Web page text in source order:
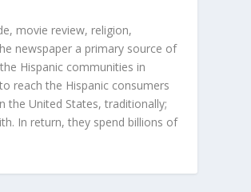
movie review, religion,
newspaper a primary source of
Hispanic communities in
reach the Hispanic consumers
the United States, traditionally;
In return, they spend billions of